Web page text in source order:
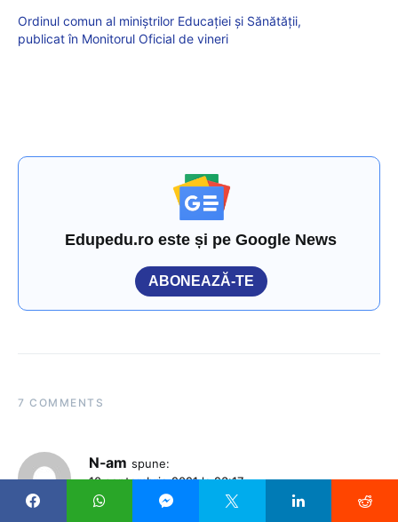
Ordinul comun al miniștrilor Educației și Sănătății,
publicat în Monitorul Oficial de vineri
Edupedu.ro este și pe Google News
ABONEAZĂ-TE
7 COMMENTS
N-am spune:
10 septembrie 2021 la 23:17